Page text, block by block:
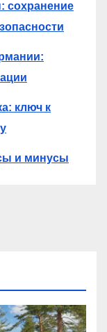
сохранение
ключ к
и минусы